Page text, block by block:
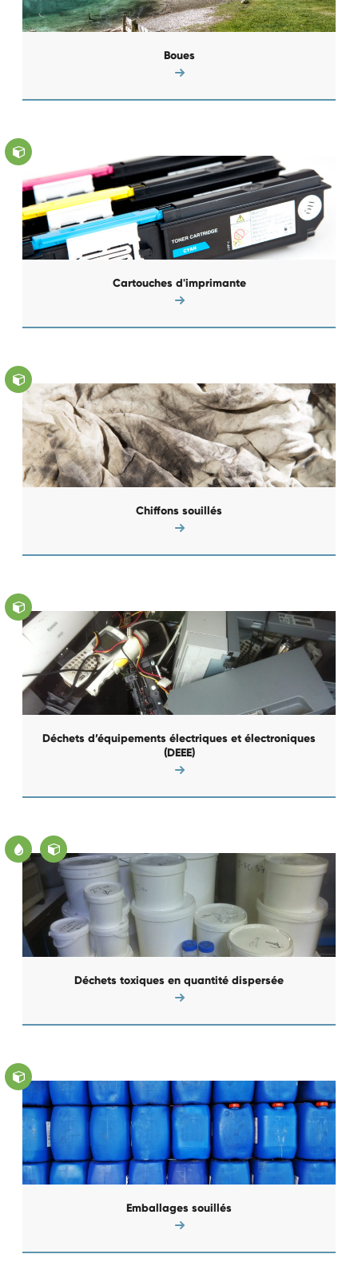
Boues
Cartouches d'imprimante
Chiffons souillés
Déchets d’équipements électriques et électroniques
(DEEE)
Déchets toxiques en quantité dispersée
Emballages souillés